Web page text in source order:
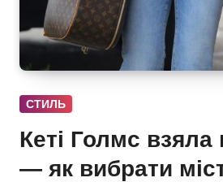
СТИЛЬ
Кеті Голмс взяла
— як вибрати